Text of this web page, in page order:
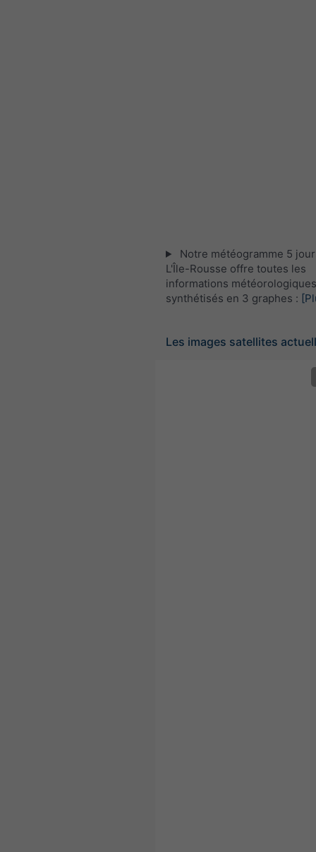
Notre météogramme 5
L'Île-Rousse offre toutes les
informations météorologiques
synthétisés en 3 graphes :
Les images satellites